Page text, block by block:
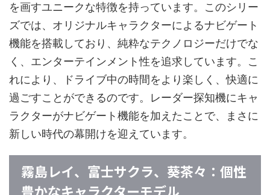
を画すユニークな特徴を持っています。このシリー
ズでは、オリジナルキャラクターによるナビゲート
機能を搭載しており、純粋なテクノロジーだけでな
く、エンターテインメント性を追求しています。こ
れにより、ドライブ中の時間をより楽しく、快適に
過ごすことができるのです。レーダー探知機にキャ
ラクターがナビゲート機能を加えたことで、まさに
新しい時代の幕開けを迎えています。
霧島レイ、富士サクラ、葵茶々：個性
豊かなキャラクターモデル